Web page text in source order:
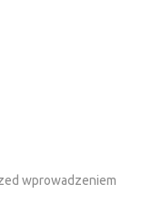
wprowadzeniem